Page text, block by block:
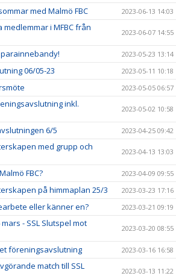
med Malmö FBC 2023-06-13 14:03
i MFBC från
2023-06-07 14:55
2023-05-23 13:14
06/05-23 2023-05-11 10:18
2023-05-05 06:57
inkl.
2023-05-02 10:58
6/5 2023-04-25 09:42
med grupp och
2023-04-13 13:03
FBC? 2023-04-09 09:55
på himmaplan 25/3 2023-03-23 17:16
eller känner en? 2023-03-21 09:19
- SSL Slutspel mot
2023-03-20 08:55
föreningsavslutning 2023-03-16 16:58
match till SSL
2023-03-13 11:22